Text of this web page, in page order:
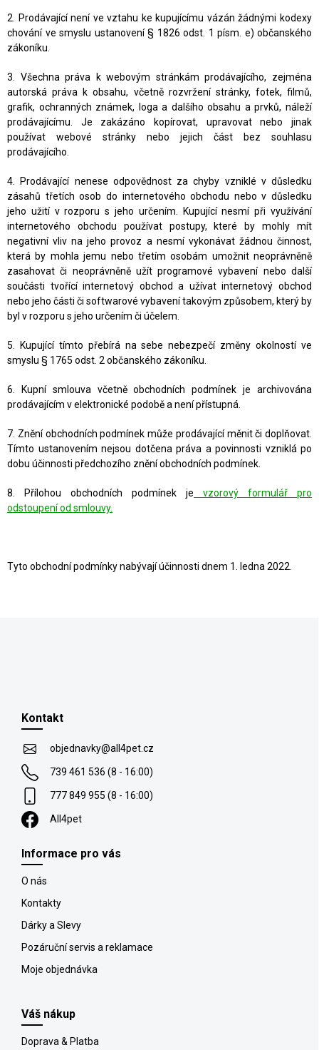
2. Prodávající není ve vztahu ke kupujícímu vázán žádnými kodexy
chování ve smyslu ustanovení § 1826 odst. 1 písm. e) občanského
zákoníku.
3. Všechna práva k webovým stránkám prodávajícího, zejména
autorská práva k obsahu, včetně rozvržení stránky, fotek, filmů,
grafik, ochranných známek, loga a dalšího obsahu a prvků, náleží
prodávajícímu. Je zakázáno kopírovat, upravovat nebo jinak
používat webové stránky nebo jejich část bez souhlasu
prodávajícího.
4. Prodávající nenese odpovědnost za chyby vzniklé v důsledku
zásahů třetích osob do internetového obchodu nebo v důsledku
jeho užití v rozporu s jeho určením. Kupující nesmí při využívání
internetového obchodu používat postupy, které by mohly mít
negativní vliv na jeho provoz a nesmí vykonávat žádnou činnost,
která by mohla jemu nebo třetím osobám umožnit neoprávněně
zasahovat či neoprávněně užít programové vybavení nebo další
součásti tvořící internetový obchod a užívat internetový obchod
nebo jeho části či softwarové vybavení takovým způsobem, který by
byl v rozporu s jeho určením či účelem.
5. Kupující tímto přebírá na sebe nebezpečí změny okolností ve
smyslu § 1765 odst. 2 občanského zákoníku.
6. Kupní smlouva včetně obchodních podmínek je archivována
prodávajícím v elektronické podobě a není přístupná.
7. Znění obchodních podmínek může prodávající měnit či doplňovat.
Tímto ustanovením nejsou dotčena práva a povinnosti vzniklá po
dobu účinnosti předchozího znění obchodních podmínek.
8. Přílohou obchodních podmínek je vzorový formulář pro
odstoupení od smlouvy.
Tyto obchodní podmínky nabývají účinnosti dnem 1. ledna 2022.
Kontakt
objednavky@all4pet.cz
739 461 536 (8 - 16:00)
777 849 955 (8 - 16:00)
All4pet
Informace pro vás
O nás
Kontakty
Dárky a Slevy
Pozáruční servis a reklamace
Moje objednávka
Váš nákup
Doprava & Platba